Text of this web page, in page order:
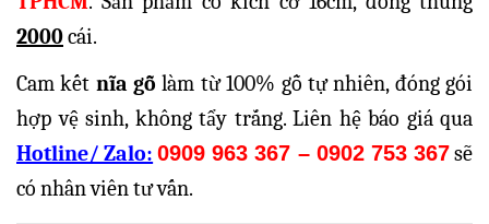
2000cái.
Cam kết nĩa gỗ làm từ 100% gỗ tự nhiên, đóng gói
hợp vệ sinh, không tẩy trắng. Liên hệ báo giá qua
Hotline/ Zalo: 0909 963 367 – 0902 753 367sẽ
có nhân viên tư vấn.